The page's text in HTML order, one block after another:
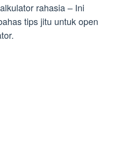
rahasia – Ini
tips jitu untuk open